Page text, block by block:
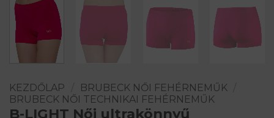
KEZDŐLAP BRUBECK NŐI FEHÉRNEMŰK
BRUBECK NŐI TECHNIKAI FEHÉRNEMŰK
B-LIGHT Női ultrakönnyű